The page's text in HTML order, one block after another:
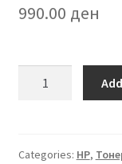
990.00 ден
за
Categories: HP,